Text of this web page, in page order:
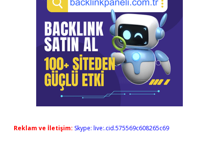
Reklam ve İletişim: Skype: live:.cid.575569c608265c69